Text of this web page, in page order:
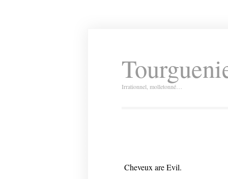
Irrationnel, molletonné…
Cheveux are Evil.